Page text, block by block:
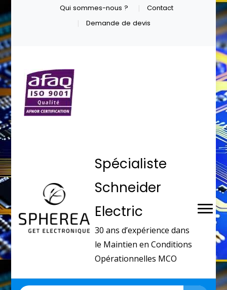
Qui sommes-nous ?
Contact
Demande de devis
Spécialiste
Schneider
Electric
30 ans d’expérience dans
le Maintien en Conditions
Opérationnelles MCO